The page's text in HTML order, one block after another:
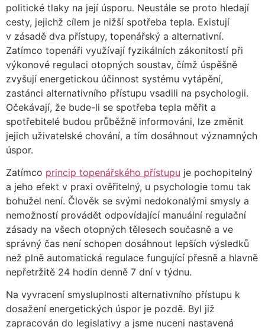
politické tlaky na její úsporu. Neustále se proto hledají
cesty, jejichž cílem je nižší spotřeba tepla. Existují
v zásadě dva přístupy, topenářský a alternativní.
Zatímco topenáři využívají fyzikálních zákonitostí při
výkonové regulaci otopných soustav, čímž úspěšně
zvyšují energetickou účinnost systému vytápění,
zastánci alternativního přístupu vsadili na psychologii.
Očekávají, že bude-li se spotřeba tepla měřit a
spotřebitelé budou průběžně informováni, lze změnit
jejich uživatelské chování, a tím dosáhnout významných
úspor.
Zatímco princip topenářského přístupu je pochopitelný
a jeho efekt v praxi ověřitelný, u psychologie tomu tak
bohužel není. Člověk se svými nedokonalými smysly a
nemožností provádět odpovídající manuální regulační
zásady na všech otopných tělesech současně a ve
správný čas není schopen dosáhnout lepších výsledků
než plně automatická regulace fungující přesně a hlavně
nepřetržitě 24 hodin denně 7 dní v týdnu.
Na vyvracení smysluplnosti alternativního přístupu k
dosažení energetických úspor je pozdě. Byl již
zapracován do legislativy a jsme nuceni nastavená